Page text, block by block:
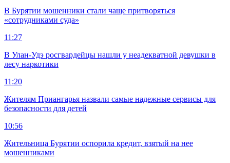
В Бурятии мошенники стали чаще притворяться
«сотрудниками суда»
11:27
В Улан-Удэ росгвардейцы нашли у неадекватной девушки в
лесу наркотики
11:20
Жителям Приангарья назвали самые надежные сервисы для
безопасности для детей
10:56
Жительница Бурятии оспорила кредит, взятый на нее
мошенниками